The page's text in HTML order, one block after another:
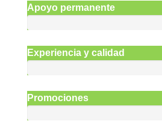
Apoyo permanente
Experiencia y calidad
Promociones